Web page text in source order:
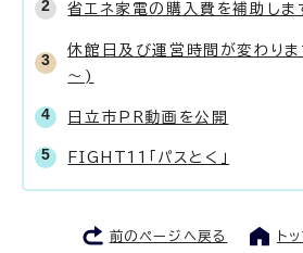
省エネ家電の購入費を補助しま
休館日及び運営時間が変わり
～)
日立市PR動画を公開
FIGHT11「パスとく」
前のページへ戻る ト